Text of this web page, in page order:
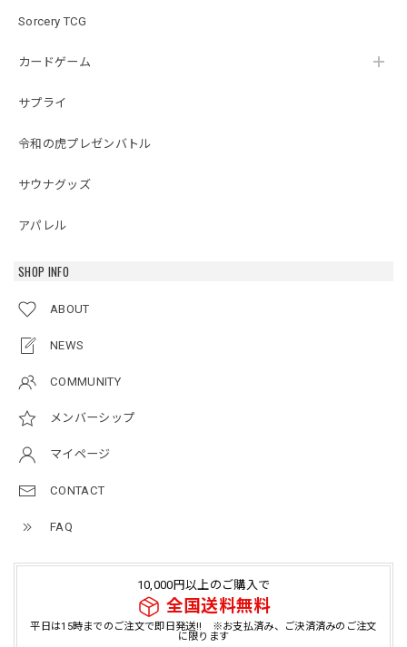
Sorcery TCG
カードゲーム
サプライ
令和の虎プレゼンバトル
サウナグッズ
アパレル
SHOP INFO
ABOUT
NEWS
COMMUNITY
メンバーシップ
マイページ
CONTACT
FAQ
10,000円以上のご購入で
全国送料無料
平日は15時までのご注文で即日発送!! ※お支払済み、ご決済済みのご注文
に限ります